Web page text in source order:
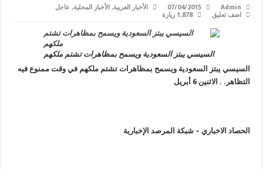
Admin
07/04/2015 الأخبار العربية, الأخبار المحلية, عاجل
اضف تعليق
1,878 زيارة
السيسي يبتز السعودية ويسمح بمظاهرات تشتم ملكهم
السيسي يبتز السعودية ويسمح بمظاهرات تشتم ملكهم في وقت ممنوع فيه
التظاهر. . الاثنين 6 أبريل
الحصاد الاخباري – شبكة المرصد الإخبارية